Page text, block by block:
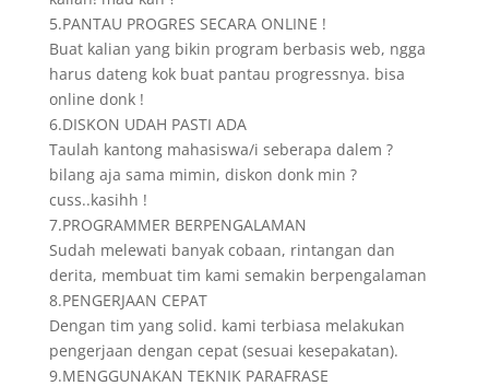
5.PANTAU PROGRES SECARA ONLINE !
Buat kalian yang bikin program berbasis web, ngga
harus dateng kok buat pantau progressnya. bisa
online donk !
6.DISKON UDAH PASTI ADA
Taulah kantong mahasiswa/i seberapa dalem ?
bilang aja sama mimin, diskon donk min ?
cuss..kasihh !
7.PROGRAMMER BERPENGALAMAN
Sudah melewati banyak cobaan, rintangan dan
derita, membuat tim kami semakin berpengalaman
8.PENGERJAAN CEPAT
Dengan tim yang solid. kami terbiasa melakukan
pengerjaan dengan cepat (sesuai kesepakatan).
9.MENGGUNAKAN TEKNIK PARAFRASE